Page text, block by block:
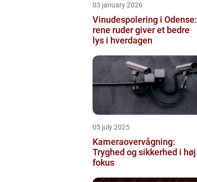
03 january 2026
Vinudespolering i Odense:
rene ruder giver et bedre
lys i hverdagen
05 july 2025
Kameraovervågning:
Tryghed og sikkerhed i høj
fokus